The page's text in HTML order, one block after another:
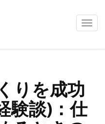
りを成功
験談)：仕